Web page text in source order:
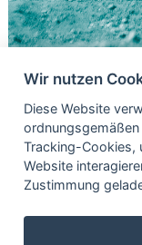
WEITERE
Wir nutzen
Diese Website
Tracking-Cookies,
Website
Zustimmung